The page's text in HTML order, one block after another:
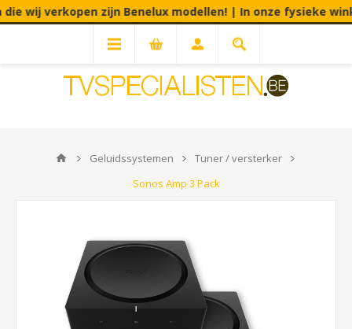
zijn Benelux modellen! | In onze fysieke winkel
Geluidssystemen
Tuner / versterker
Sonos Amp 3 Pack